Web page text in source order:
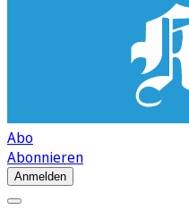
Abo
Abonnieren
Anmelden